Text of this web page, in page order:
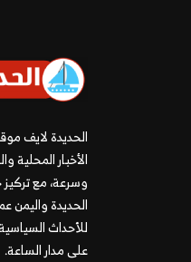
الحديدة لايف
الأخبار المحلية
وسرعة، مع
الحديدة واليمن
للأحداث
على مدار الساعة.